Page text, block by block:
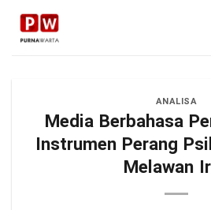
Skip
content
ANALISA
Media Berbahasa
Instrumen Perang
Melawan